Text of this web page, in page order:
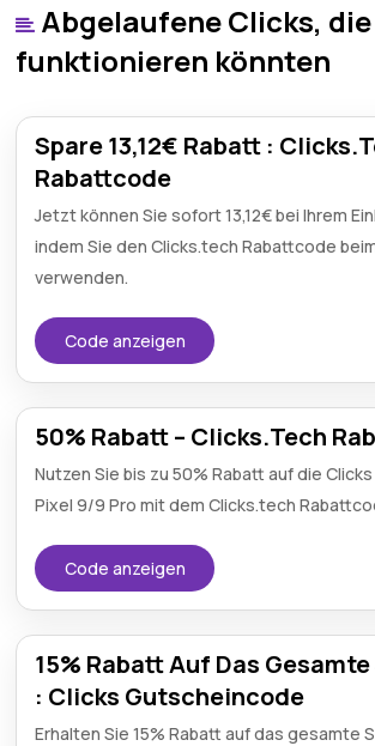
Abgelaufene Clicks, die
funktionieren könnten
Spare 13,12€ Rabatt :
Rabattcode
Jetzt können Sie sofort 13,12€ bei Ihrem
indem Sie den Clicks.tech Rabattcode
verwenden.
Code anzeigen
50% Rabatt – Clicks.Tech
Nutzen Sie bis zu 50% Rabatt auf die
Pixel 9/9 Pro mit dem Clicks.tech
Code anzeigen
15% Rabatt Auf Das
: Clicks Gutscheincode
Erhalten Sie 15% Rabatt auf das gesamte